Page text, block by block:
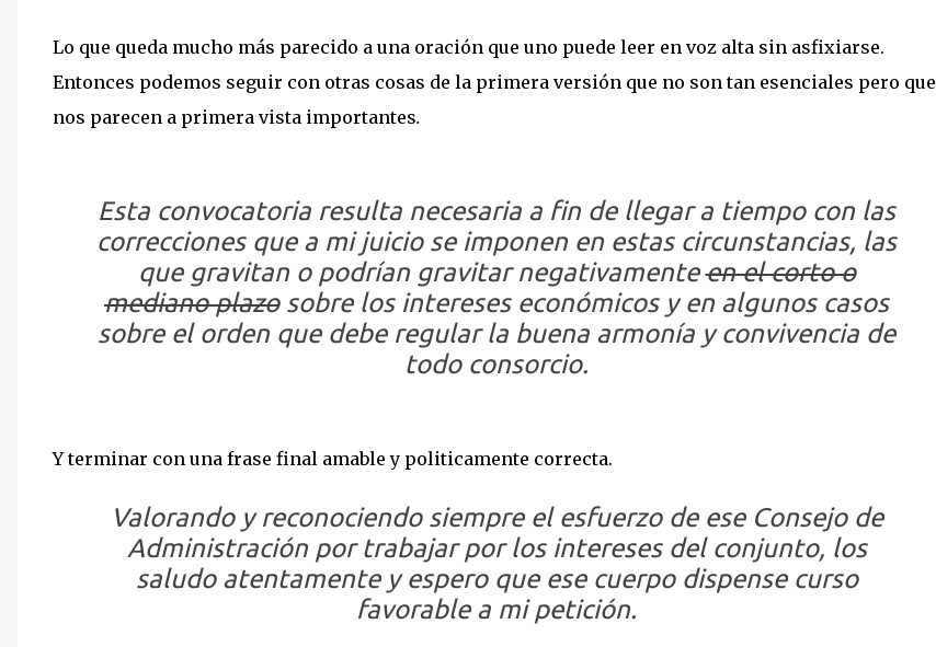
Lo que queda mucho más parecido a una oración que uno puede leer en voz alta sin asfixiarse.
Entonces podemos seguir con otras cosas de la primera versión que no son tan esenciales pero que
nos parecen a primera vista importantes.
Esta convocatoria resulta necesaria a fin de llegar a tiempo con las
correcciones que a mi juicio se imponen en estas circunstancias, las
que gravitan o podrían gravitar negativamenteen el corto o
mediano plazosobre los intereses económicos y en algunos casos
sobre el orden que debe regular la buena armonía y convivencia de
todo consorcio.
Y terminar con una frase final amable y politicamente correcta.
Valorando y reconociendo siempre el esfuerzo de ese Consejo de
Administración por trabajar por los intereses del conjunto, los
saludo atentamente y espero que ese cuerpo dispense curso
favorable a mi petición.